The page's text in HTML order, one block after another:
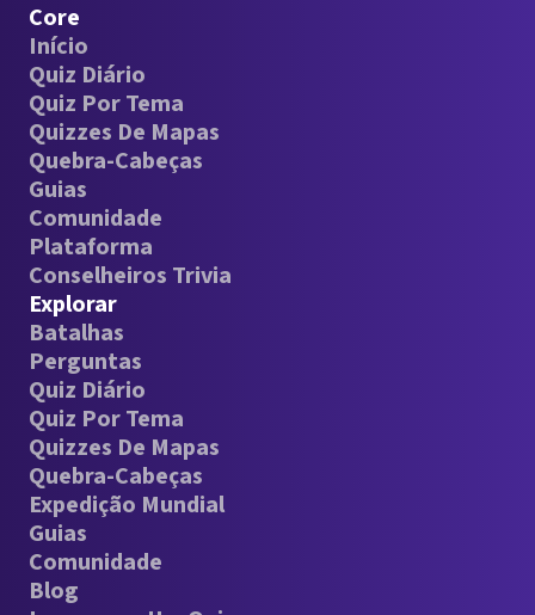
Core
Início
Quiz Diário
Quiz Por Tema
Quizzes De Mapas
Quebra-Cabeças
Guias
Comunidade
Plataforma
Conselheiros Trivia
Explorar
Batalhas
Perguntas
Quiz Diário
Quiz Por Tema
Quizzes De Mapas
Quebra-Cabeças
Expedição Mundial
Guias
Comunidade
Blog